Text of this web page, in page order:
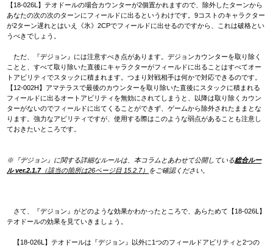
【18-026L】テオドールの場合カウンターが2個置かれますので、除外したターンから
あなたの次の次のターンにフィールドに出るというわけです。9コストのキャラクター
が2ターン遅れとはいえ《氷》2CPでフィールドに出せるのですから、これは破格とい
うべきでしょう。
ただ、『デジョン』には注意すべき点があります。デジョンカウンターを取り除く
ことと、すべて取り除いた直後にキャラクターがフィールドに出ることはすべてオー
トアビリティでスタックに積まれます。つまり対戦相手は何かで対応できるのです。
【12-002H】アマテラスで最後のカウンターを取り除いた直後にスタックに積まれる
フィールドに出るオートアビリティを無効にされてしまうと、以降は取り除くカウン
ターがないのでフィールドに出てくることができず、ゲームから除外されたままとな
ります。強力なアビリティですが、使用する際はこのような弱点があることも注意し
ておきたいところです。
※『デジョン』に関する詳細なルールは、本コラムとあわせて公開している総合ルー
ル ver.2.1.7（該当の箇所は26ページ目 15.2.7） をご確認ください。
さて、『デジョン』がどのような効果かわかったところで、あらためて【18-026L】
テオドールの効果を見ていきましょう。
【18-026L】テオドールは『デジョン』以外に1つのフィールドアビリティと2つの